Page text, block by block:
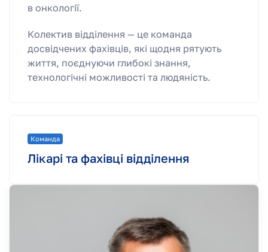
в онкології.
Колектив відділення — це команда
досвідчених фахівців, які щодня рятують
життя, поєднуючи глибокі знання,
технологічні можливості та людяність.
Команда
Лікарі та фахівці відділення